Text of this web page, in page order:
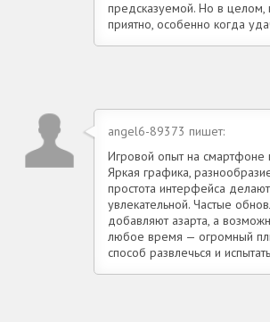
предсказуемой. Но в
приятно, особенно когда
angel6-89373 пишет:
Игровой опыт на смартфоне
Яркая графика,
простота интерфейса
увлекательной. Частые
добавляют азарта, а
любое время — огромный
способ развлечься и